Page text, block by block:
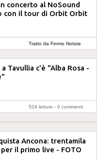
concerto al NoSound
con il tour di Orbit Orbit
Tratto da Fermo Notizie
Tavullia c'è "Alba Rosa -
524 letture - 0 commenti
Ancona: trentamila
il primo live - FOTO